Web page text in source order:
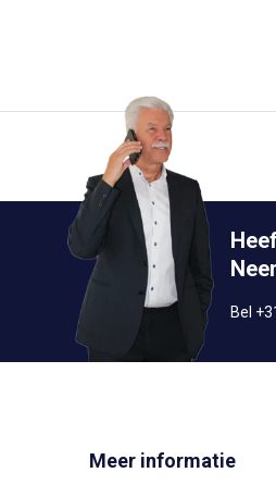
Bel
Meer informatie